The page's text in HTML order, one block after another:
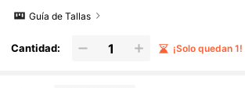
Guía de Tallas
Cantidad: ¡Solo quedan 1!